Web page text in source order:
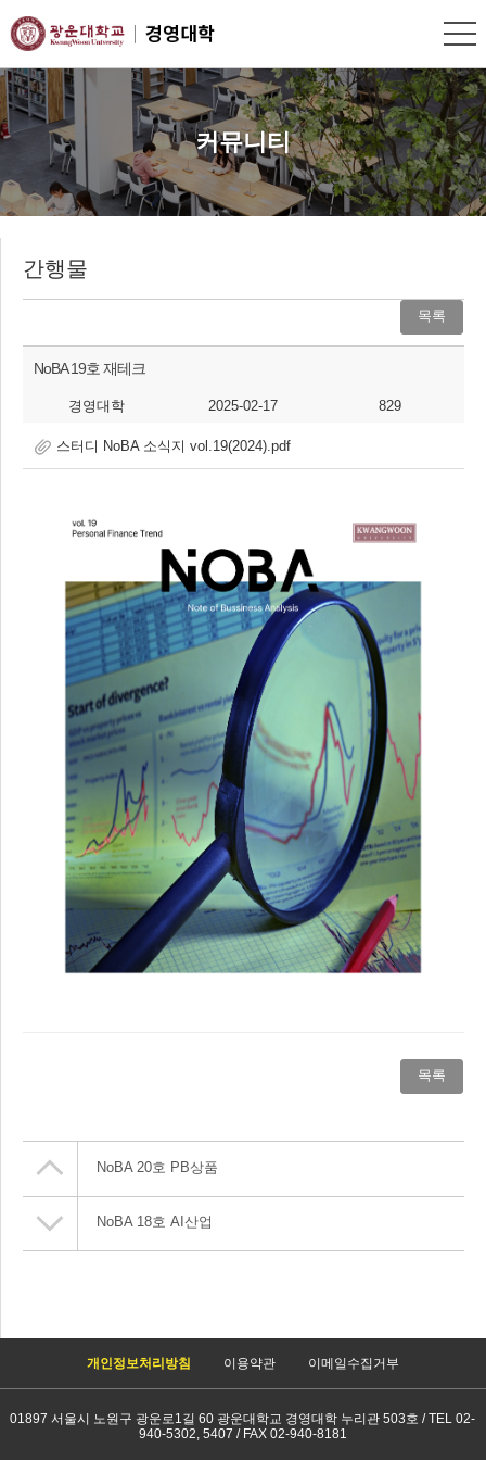
커뮤니티
간행물
목록
NoBA 19호 재테크
경영대학 2025-02-17 829
스터디 NoBA 소식지 vol.19(2024).pdf
목록
NoBA 20호 PB상품
NoBA 18호 AI산업
개인정보처리방침 이용약관 이메일수집거부
01897 서울시 노원구 광운로1길 60 광운대학교 경영대학 누리관 503호 / TEL 02-
940-5302, 5407 / FAX 02-940-8181